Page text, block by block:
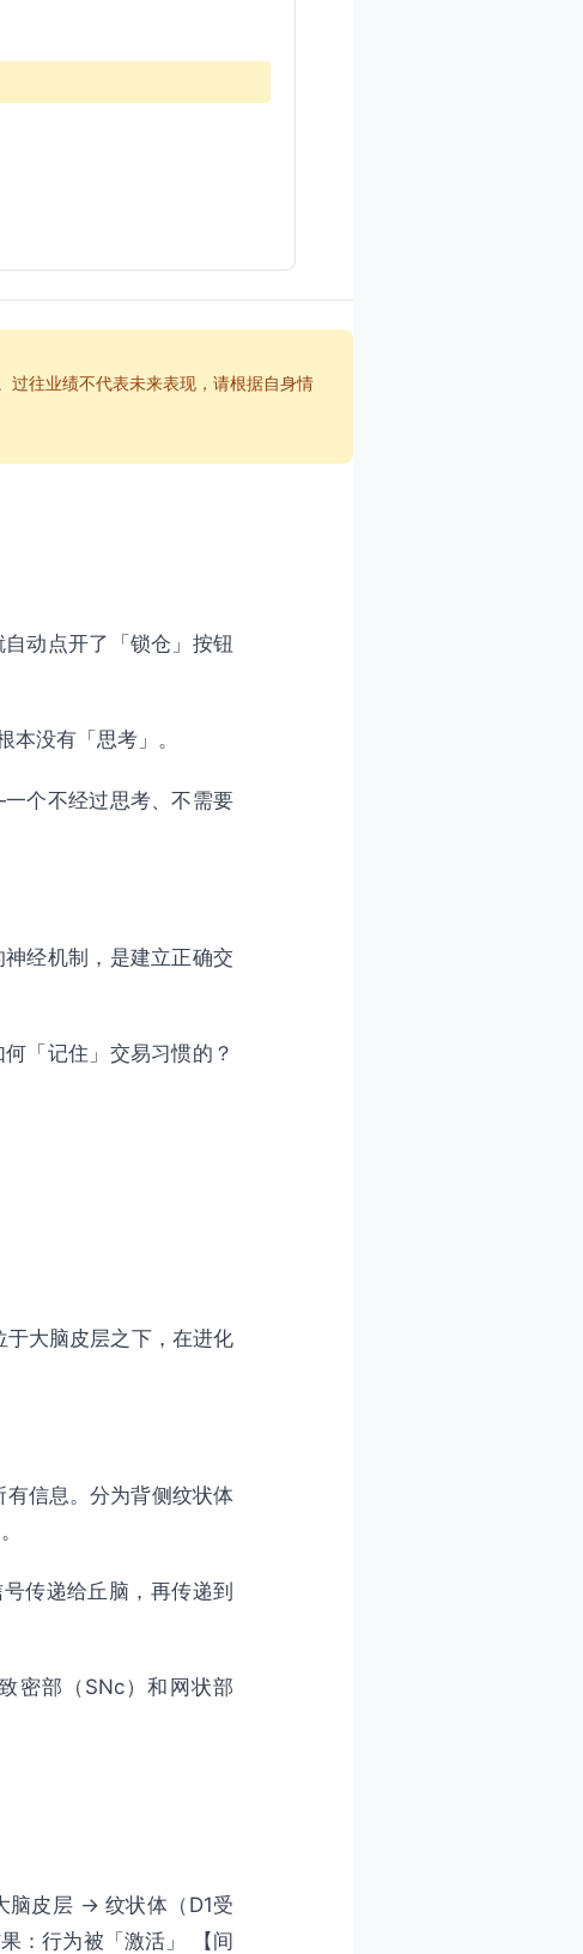
过往业绩不代表未来表现，请根据自身情
动点开了「锁仓」按钮
没有「思考」。
个不经过思考、不需要
经机制，是建立正确交
「记住」交易习惯的？
大脑皮层之下，在进化
有信息。分为背侧纹状体
传递给丘脑，再传递到
密部（SNc）和网状部
脑皮层 → 纹状体（D1受
：行为被「激活」 【间